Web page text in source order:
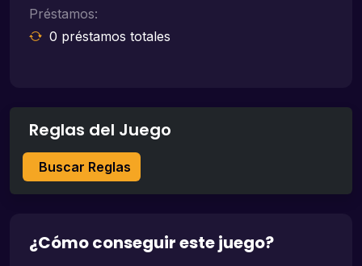
Préstamos:
0 préstamos totales
Reglas del Juego
Buscar Reglas
¿Cómo conseguir este juego?